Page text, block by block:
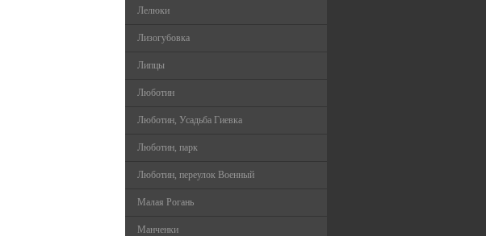
Лелюки
Лизогубовка
Липцы
Люботин
Люботин, Усадьба Гиевка
Люботин, парк
Люботин, переулок Военный
Малая Рогань
Манченки